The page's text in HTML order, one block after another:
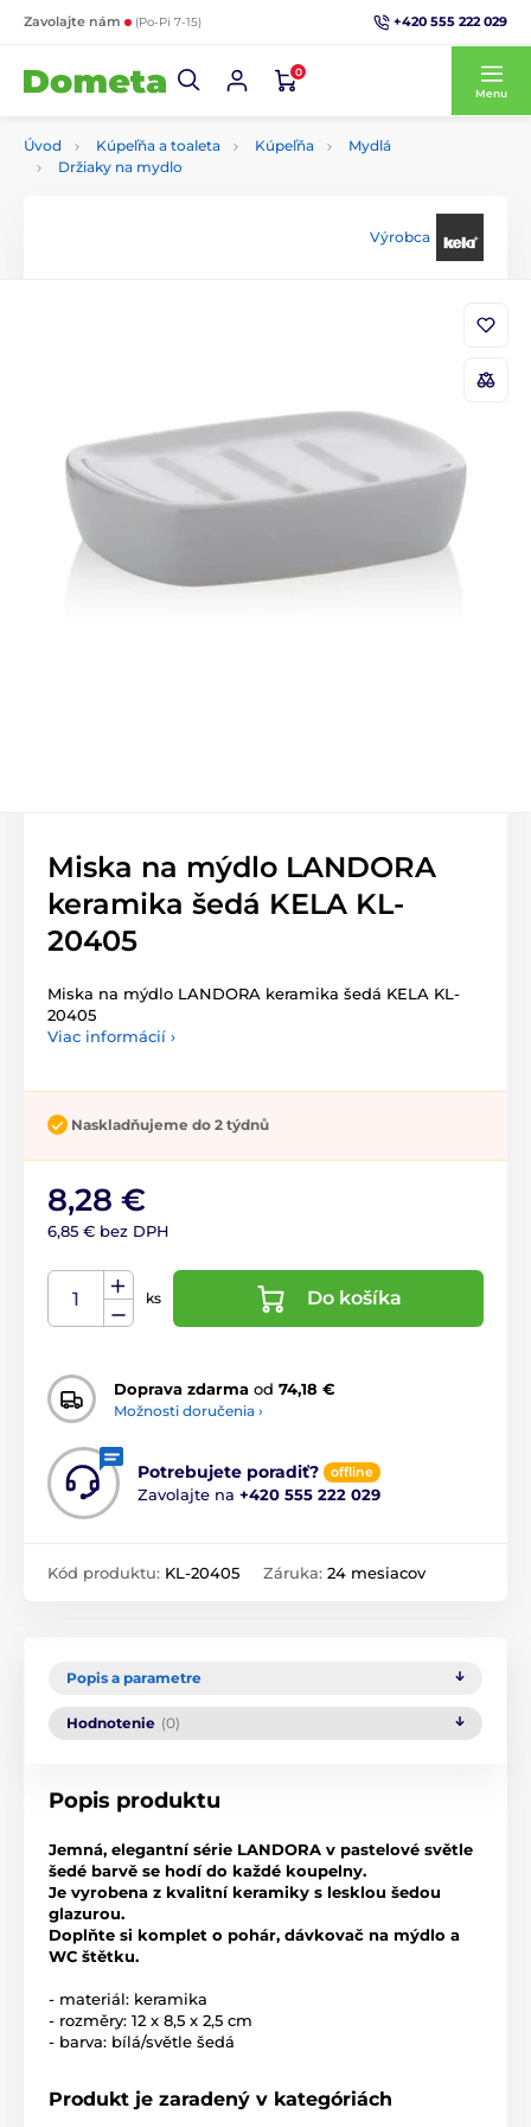
Zavolajte nám (Po-Pi 7-15) +420 555 222 029
0
Menu
Úvod Kúpeľňa a toaleta Kúpeľňa
Mydlá
Držiaky na mydlo
Výrobca
Miska na mýdlo LANDORA
keramika šedá KELA KL-
20405
Miska na mýdlo LANDORA keramika šedá KELA KL-
20405
Viac informácií ›
Naskladňujeme do 2 týdnů
8,28 €
6,85 € bez DPH
ks Do košíka
Doprava zdarma od 74,18 €
Možnosti doručenia ›
Potrebujete poradiť? offline
Zavolajte na +420 555 222 029
Kód produktu: KL-20405 Záruka: 24 mesiacov
Popis a parametre
Hodnotenie (0)
Popis produktu
Jemná, elegantní série LANDORA v pastelové světle
šedé barvě se hodí do každé koupelny.
Je vyrobena z kvalitní keramiky s lesklou šedou
glazurou.
Doplňte si komplet o pohár, dávkovač na mýdlo a
WC štětku.
- materiál: keramika
- rozměry: 12 x 8,5 x 2,5 cm
- barva: bílá/světle šedá
Produkt je zaradený v kategóriách